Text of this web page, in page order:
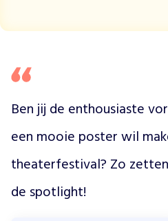
e
j
g
ë
n
g
a
Ben jij de enthousiaste
een mooie poster wil
theaterfestival? Zo
de spotlight!